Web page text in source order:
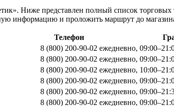
Ниже представлен полный список
информацию и проложить маршрут до
Телефон
8 (800) 200-90-02 ежедневно,
8 (800) 200-90-02 ежедневно,
8 (800) 200-90-02 ежедневно,
8 (800) 200-90-02 ежедневно,
8 (800) 200-90-02 ежедневно,
8 (800) 200-90-02 ежедневно,